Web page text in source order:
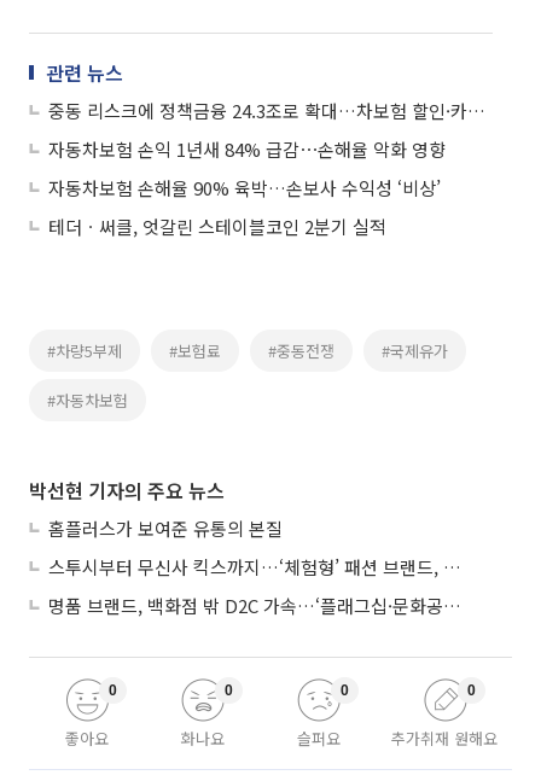
관련 뉴스
중동 리스크에 정책금융 24.3조로 확대…차보험 할인·카드 캐시백 검토
자동차보험 손익 1년새 84% 급감⋯손해율 악화 영향
자동차보험 손해율 90% 육박…손보사 수익성 ‘비상’
테더ㆍ써클, 엇갈린 스테이블코인 2분기 실적
#차량5부제 #보험료 #중동전쟁 #국제유가
#자동차보험
박선현 기자의 주요 뉴스
홈플러스가 보여준 유통의 본질
스투시부터 무신사 킥스까지…‘체험형’ 패션 브랜드, 잇단 제주행
명품 브랜드, 백화점 밖 D2C 가속…‘플래그십·문화공간’ 전략 눈길
좋아요
0
화나요
0
슬퍼요
0
추가취재 원해요
0